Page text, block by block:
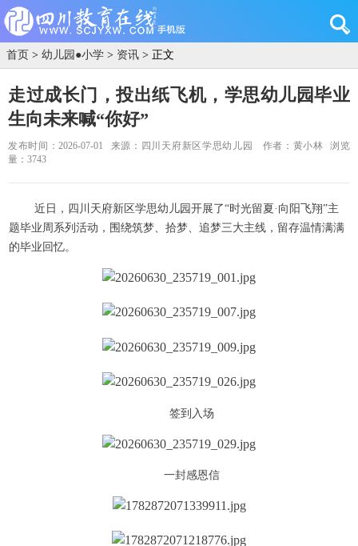
首页 > 幼儿园●小学 > 资讯 > 正文
走过成长门，投出纸飞机，学思幼儿园毕业
生向未来喊“你好”
发布时间：2026-07-01 来源：四川天府新区学思幼儿园 作者：黄小林
浏览
量：3743
近日，四川天府新区学思幼儿园开展了“时光留夏·向阳飞翔”主
题毕业周系列活动，围绕筑梦、拾梦、追梦三大主线，留存温情满满
的毕业回忆。
签到入场
一封感恩信